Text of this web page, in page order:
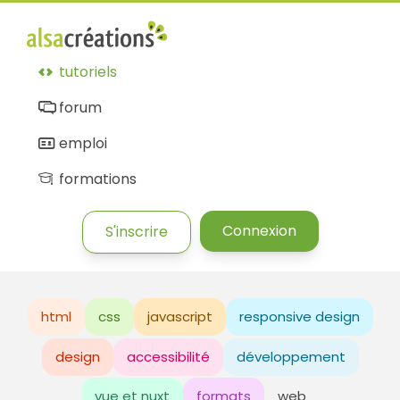
tutoriels
forum
emploi
formations
S'inscrire Connexion
html css javascript responsive design
design accessibilité développement
vue et nuxt formats web